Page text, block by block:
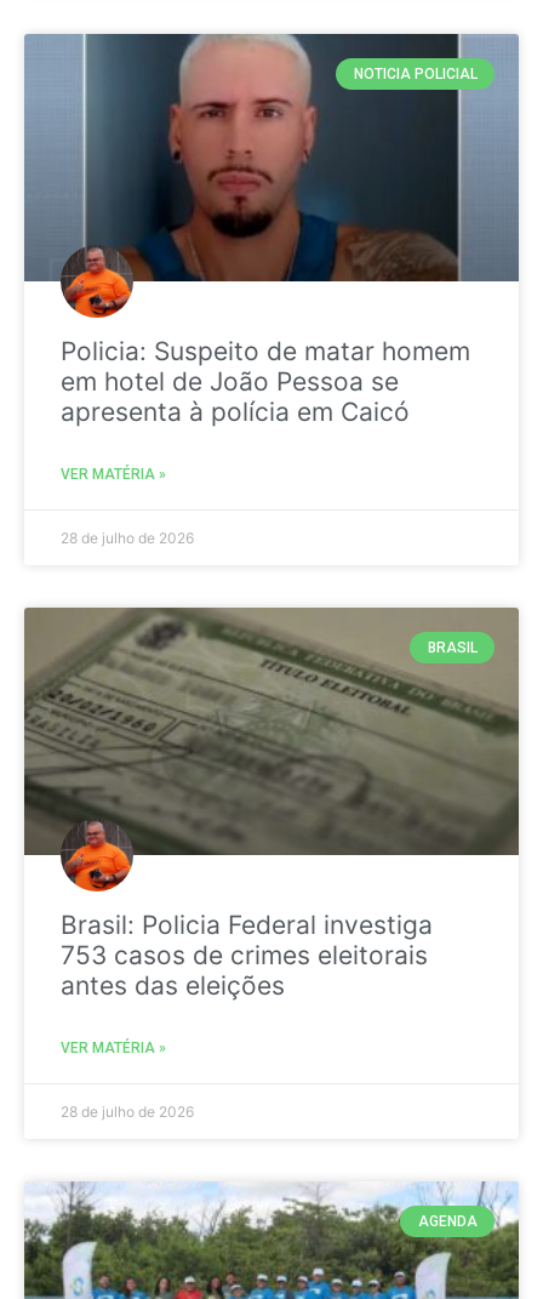
NOTICIA POLICIAL
Policia: Suspeito de matar homem
em hotel de João Pessoa se
apresenta à polícia em Caicó
VER MATÉRIA »
28 de julho de 2026
BRASIL
Brasil: Policia Federal investiga
753 casos de crimes eleitorais
antes das eleições
VER MATÉRIA »
28 de julho de 2026
AGENDA